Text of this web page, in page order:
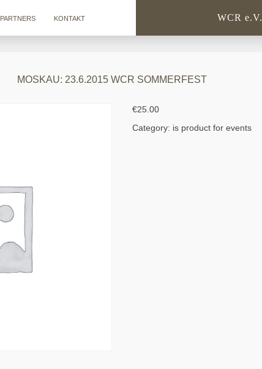
PARTNERS KONTAKT WCR e.V.
MOSKAU: 23.6.2015 WCR SOMMERFEST
€25.00
Category: is product for events